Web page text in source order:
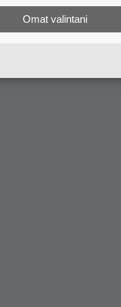
mistä kahvitauolla
suoraan
Omat valintani